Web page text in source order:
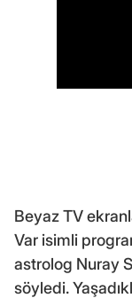
Beyaz TV
Var isimli
astrolog Nuray
söyledi.